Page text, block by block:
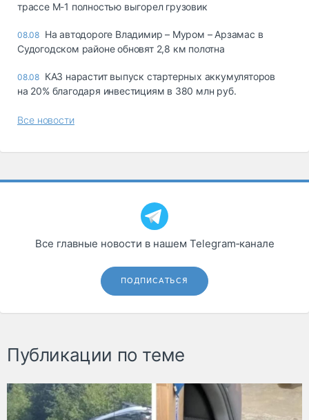
трассе М-1 полностью выгорел грузовик
08.08 На автодороге Владимир – Муром – Арзамас в
Судогодском районе обновят 2,8 км полотна
08.08 КАЗ нарастит выпуск стартерных аккумуляторов
на 20% благодаря инвестициям в 380 млн руб.
Все новости
Все главные новости в нашем Telegram‑канале
ПОДПИСАТЬСЯ
Публикации по теме